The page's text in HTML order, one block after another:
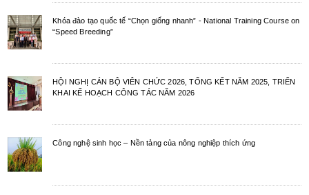
Khóa đào tạo quốc tế “Chọn giống nhanh” - National Training Course on
“Speed Breeding”
HỘI NGHỊ CÁN BỘ VIÊN CHỨC 2026, TỔNG KẾT NĂM 2025, TRIỂN
KHAI KẾ HOẠCH CÔNG TÁC NĂM 2026
Công nghệ sinh học – Nền tảng của nông nghiệp thích ứng